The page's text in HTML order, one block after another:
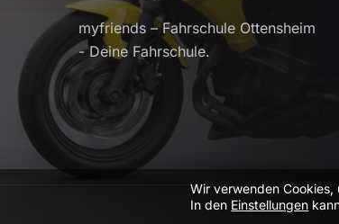
myfriends – Fahrschule Ottensheim
- Deine Fahrschule.
Wir verwenden
In den Einstellungen